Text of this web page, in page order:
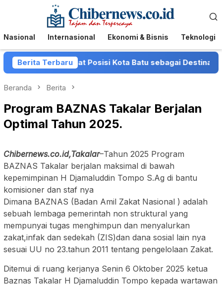
Menu
Mobile
Nasional Internasional Ekonomi & Bisnis Teknologi
Berita Terbaru
Perkuat Posisi Kota Batu sebagai Destinasi Festival
Beranda Berita
Program BAZNAS Takalar Berjalan
Optimal Tahun 2025.
Chibernews.co.id,Takalar–Tahun 2025 Program
BAZNAS Takalar berjalan maksimal di bawah
kepemimpinan H Djamaluddin Tompo S.Ag di bantu
komisioner dan staf nya
Dimana BAZNAS (Badan Amil Zakat Nasional ) adalah
sebuah lembaga pemerintah non struktural yang
mempunyai tugas menghimpun dan menyalurkan
zakat,infak dan sedekah (ZIS)dan dana sosial lain nya
sesuai UU no 23.tahun 2011 tentang pengelolaan Zakat.
Ditemui di ruang kerjanya Senin 6 Oktober 2025 ketua
Baznas Takalar H Djamaluddin Tompo kepada wartawan